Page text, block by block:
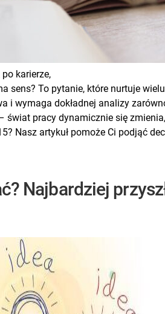
karierze,
sens? To pytanie, które nurtuje
i wymaga dokładnej analizy
świat pracy dynamicznie się
Nasz artykuł pomoże Ci podjąć
Najbardziej